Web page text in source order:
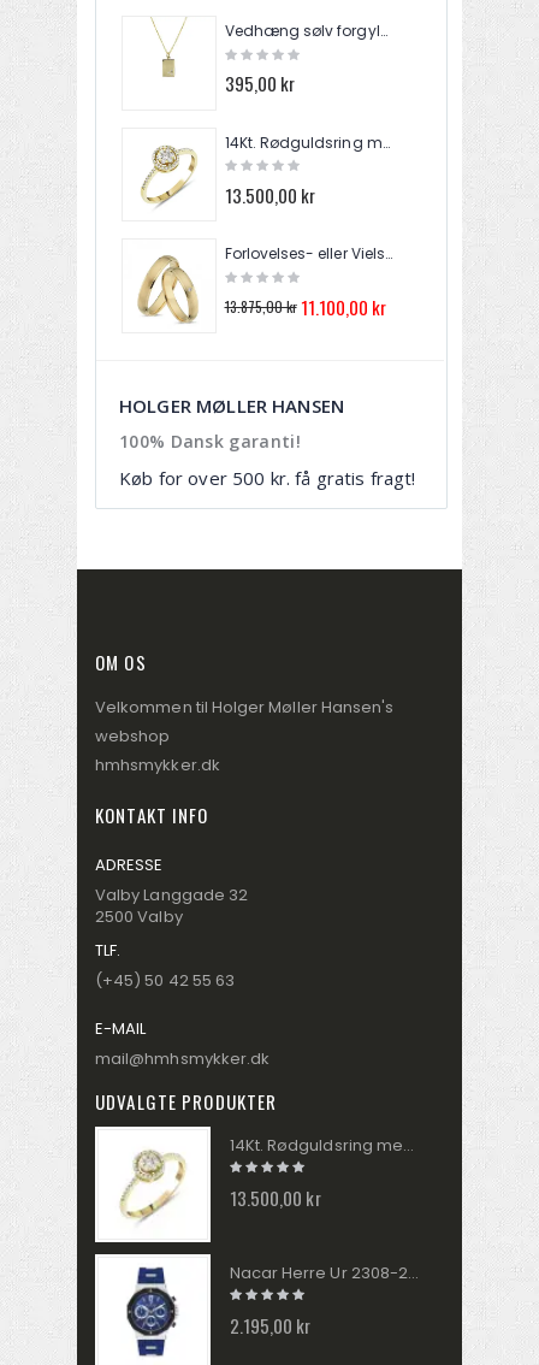
Vedhæng sølv forgyldt MUNA zirkonia med kæde 2040270
395,00 kr
14Kt. Rødguldsring med 0,31ct. W/SI brillanter RA024905
13.500,00 kr
Forlovelses- eller Vielsesringe i 14kt. Rødguld A3835
13.875,00 kr 11.100,00 kr
HOLGER MØLLER HANSEN
100% Dansk garanti!
Køb for over 500 kr. få gratis fragt!
OM OS
Velkommen til Holger Møller Hansen's
webshop
hmhsmykker.dk
KONTAKT INFO
ADRESSE
Valby Langgade 32
2500 Valby
TLF.
(+45) 50 42 55 63
E-MAIL
mail@hmhsmykker.dk
UDVALGTE PRODUKTER
14Kt. Rødguldsring med 0,31ct. W/SI brillanter RA024905
13.500,00 kr
Nacar Herre Ur 2308-29430145-ALS3
2.195,00 kr